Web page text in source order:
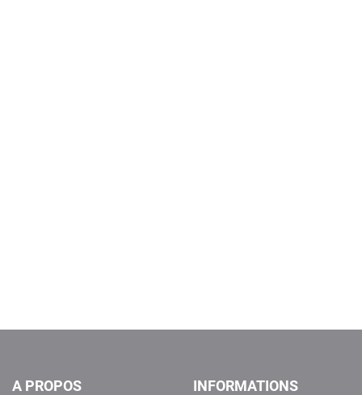
A PROPOS INFORMATIONS